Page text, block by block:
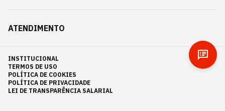
ATENDIMENTO
INSTITUCIONAL
TERMOS DE USO
POLÍTICA DE COOKIES
POLÍTICA DE PRIVACIDADE
LEI DE TRANSPARÊNCIA SALARIAL